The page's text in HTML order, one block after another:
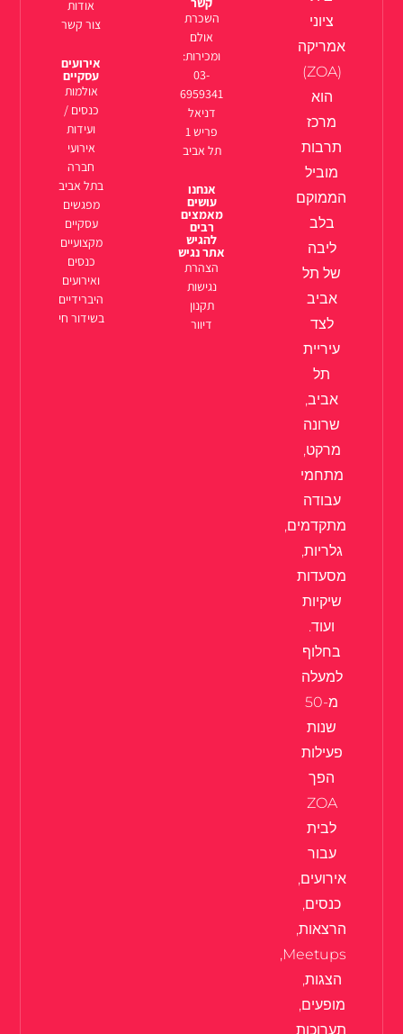
ציוני
אמריקה
(ZOA)
הוא
מרכז
תרבות
מוביל
הממוקם
בלב
ליבה
של תל
אביב
לצד
עיריית
תל
אביב,
שרונה
מרקט,
מתחמי
עבודה
מתקדמים,
גלריות,
מסעדות
שיקיות
ועוד.
בחלוף
למעלה
מ-50
שנות
פעילות
הפך
ZOA
לבית
עבור
אירועים,
כנסים,
הרצאות,
Meetups,
הצגות,
מופעים,
תערוכות
השכרת
אולם
ומכירות:
03-
6959341
דניאל
פריש 1
תל אביב
אנחנו
עושים
מאמצים
רבים
להגיש
אתר נגיש
הצהרת
נגישות
תקנון
דיוור
אודות
צור קשר
אירועים
עסקיים
אולמות
כנסים /
ועידות
אירועי
חברה
בתל אביב
מפגשים
עסקיים
מקצועיים
כנסים
ואירועים
היברידיים
בשידור חי